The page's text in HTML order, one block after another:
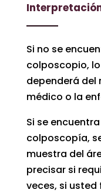
Si no se
colposcopio,
dependerá del
médico o la
Si se
colposcopía,
muestra del
precisar si
veces, si